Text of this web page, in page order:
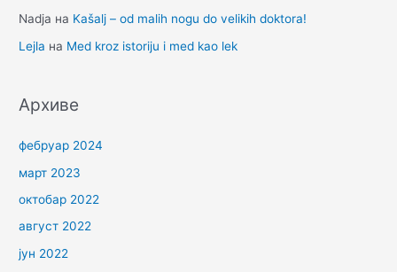
Nadja на Kašalj – od malih nogu do velikih doktora!
Lejla на Med kroz istoriju i med kao lek
Архиве
фебруар 2024
март 2023
октобар 2022
август 2022
јун 2022